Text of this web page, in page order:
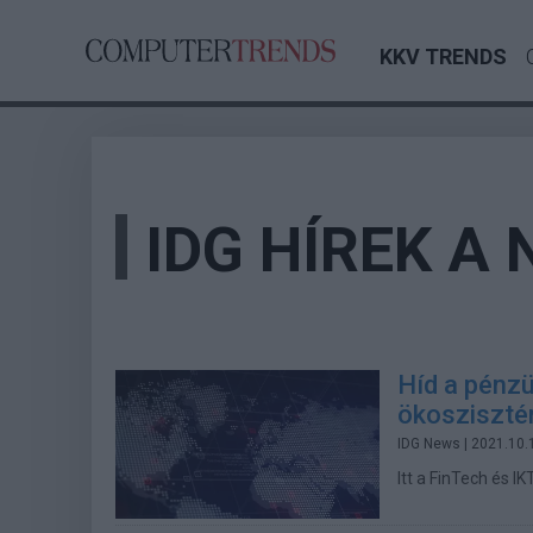
KKV TRENDS
IDG HÍREK A
Híd a
IDG News |
Itt a FinTech és